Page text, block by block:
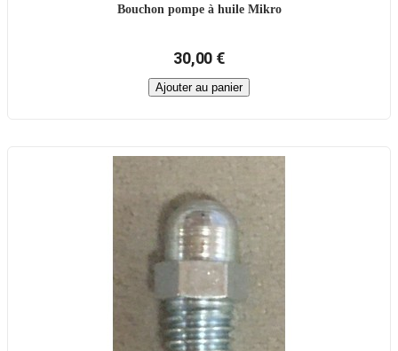
Bouchon pompe à huile Mikro
30,00 €
Ajouter au panier